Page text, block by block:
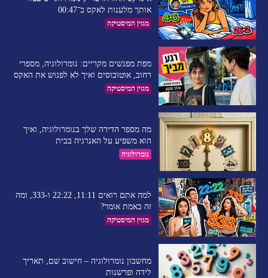
אותך מלענות לאקס ב־00:47
מגזין המיסטיקה
מפת מפגשים מקריים: נומרולוגיה, מספרי
רחוב, אוטובוסים ואיך לא לפגוש את האקס
מגזין המיסטיקה
מה מספר הדירה שלך בנומרולוגיה, ואיך
הוא משפיע על האנרגיה בבית
נומרולוגיה
למה אתם רואים 11:11, 22:22 ו-333, ומה
זה באמת אומר?
מגזין המיסטיקה
מחשבון נומרולוגיה – חישוב שם, תאריך
לידה ופרשנות